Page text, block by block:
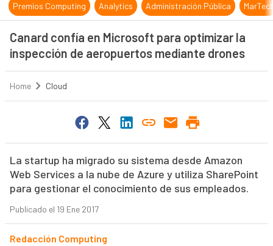
Premios Computing Analytics Administración Pública
Canard confía en Microsoft para optimizar la
inspección de aeropuertos mediante drones
Home Cloud
La startup ha migrado su sistema desde Amazon
Web Services a la nube de Azure y utiliza SharePoint
para gestionar el conocimiento de sus empleados.
Publicado el 19 Ene 2017
Redacción Computing